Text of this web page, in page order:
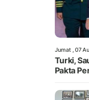
Jumat , 07
Turki,
Pakta